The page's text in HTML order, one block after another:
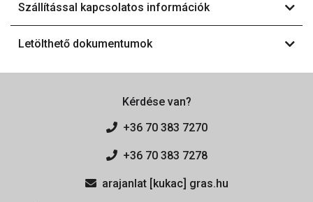
Szállítással kapcsolatos információk
Letölthető dokumentumok
Kérdése van?
+36 70 383 7270
+36 70 383 7278
arajanlat [kukac] gras.hu